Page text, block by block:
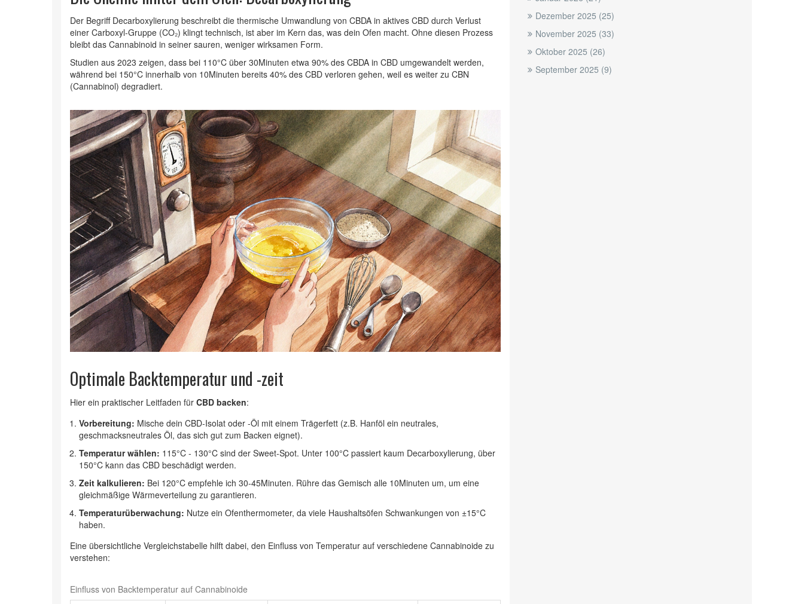
Der Begriff Decarboxylierung beschreibt die thermische Umwandlung von CBDA in aktives CBD durch Verlust
einer Carboxyl‑Gruppe (CO₂) klingt technisch, ist aber im Kern das, was dein Ofen macht. Ohne diesen Prozess
bleibt das Cannabinoid in seiner sauren, weniger wirksamen Form.
Studien aus 2023 zeigen, dass bei 110°C über 30Minuten etwa 90% des CBDA in CBD umgewandelt werden,
während bei 150°C innerhalb von 10Minuten bereits 40% des CBD verloren gehen, weil es weiter zu CBN
(Cannabinol) degradiert.
Optimale Backtemperatur und -zeit
Hier ein praktischer Leitfaden für CBD backen:
Vorbereitung: Mische dein CBD‑Isolat oder -Öl mit einem Trägerfett (z.B. Hanföl ein neutrales,
geschmacksneutrales Öl, das sich gut zum Backen eignet).
Temperatur wählen: 115°C - 130°C sind der Sweet‑Spot. Unter 100°C passiert kaum Decarboxylierung, über
150°C kann das CBD beschädigt werden.
Zeit kalkulieren: Bei 120°C empfehle ich 30‑45Minuten. Rühre das Gemisch alle 10Minuten um, um eine
gleichmäßige Wärmeverteilung zu garantieren.
Temperaturüberwachung: Nutze ein Ofenthermometer, da viele Haushaltsöfen Schwankungen von ±15°C
haben.
Eine übersichtliche Vergleichstabelle hilft dabei, den Einfluss von Temperatur auf verschiedene Cannabinoide zu
verstehen:
Einfluss von Backtemperatur auf Cannabinoide
Dezember 2025 (25)
November 2025 (33)
Oktober 2025 (26)
September 2025 (9)